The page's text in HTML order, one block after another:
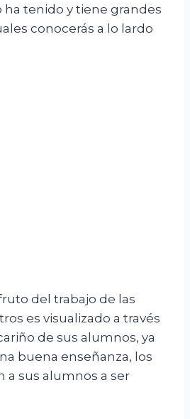
ha tenido y tiene grandes
conocerás a lo lardo
del trabajo de las
es visualizado a través
de sus alumnos, ya
buena enseñanza, los
a sus alumnos a ser